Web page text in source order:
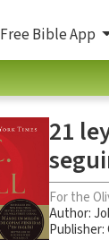
Free Bible App
21
For the
Author:
Publisher: